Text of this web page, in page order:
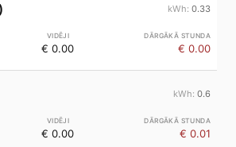
0.33
€ 0.00 € 0.00
0.6
€ 0.00 € 0.01